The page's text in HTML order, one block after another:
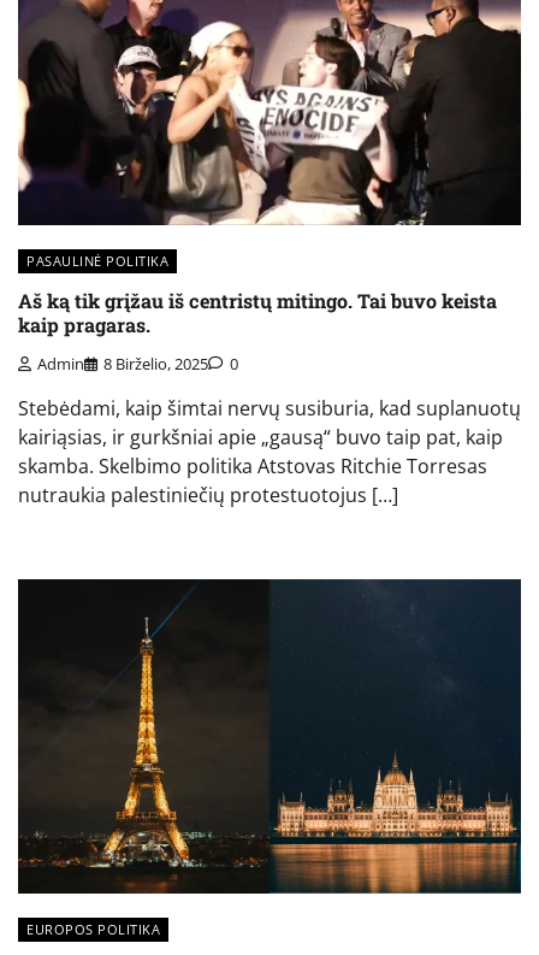
PASAULINĖ POLITIKA
Aš ką tik grįžau iš centristų mitingo. Tai buvo keista
kaip pragaras.
Admin 8 Birželio, 2025 0
Stebėdami, kaip šimtai nervų susiburia, kad suplanuotų
kairiąsias, ir gurkšniai apie „gausą“ buvo taip pat, kaip
skamba. Skelbimo politika Atstovas Ritchie Torresas
nutraukia palestiniečių protestuotojus […]
EUROPOS POLITIKA